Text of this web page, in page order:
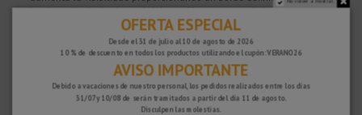
borde vertical y horizontal del escalón, en apoyo de la seguridad
en las escaleras. El perfil de aluminio tiene una banda de rodadura
adicional antideslizante. Las tapas finales a juego están
disponibles como accesorios.
OFERTA ESPECIAL
Desde el 31 de julio al 10 de agosto de 2026
10 % de descuento en todos los productos utilizando el cupón: VERANO26
AVISO IMPORTANTE
Debido a vacaciones de nuestro personal, los pedidos realizados entre los días
31/07 y 10/08 de serán tramitados a partir del día 11 de agosto.
Disculpen las molestias.